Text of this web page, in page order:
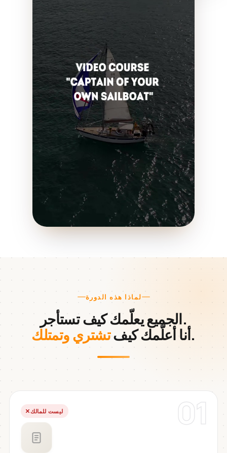
لماذا هذه الدورة
الجميع يعلّمك كيف تستأجر.
أنا أعلّمك كيفتشتري وتمتلك .
01 ليست للمالك